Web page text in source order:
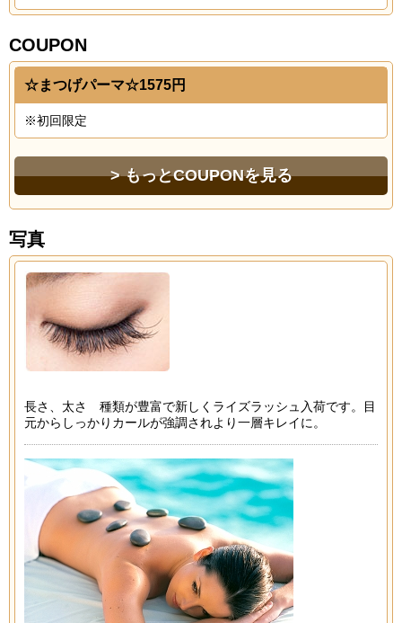
COUPON
☆まつげパーマ☆1575円
※初回限定
もっとCOUPONを見る
写真
長さ、太さ 種類が豊富で新しくライズラッシュ入荷です。目
元からしっかりカールが強調されより一層キレイに。